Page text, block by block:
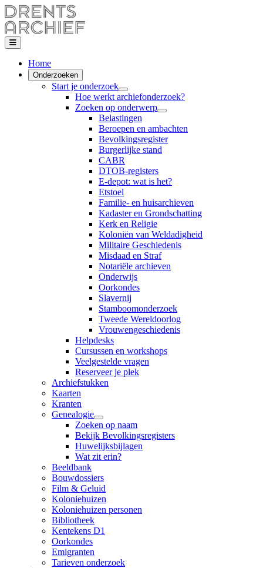
Home
Onderzoeken
Start je onderzoek
Hoe werkt archiefonderzoek?
Zoeken op onderwerp
Belastingen
Beroepen en ambachten
Bevolkingsregister
Burgerlijke stand
CABR
DTOB-registers
E-depot: wat is het?
Etstoel
Familie- en huisarchieven
Kadaster en Grondschatting
Kerk en Religie
Koloniën van Weldadigheid
Militaire Geschiedenis
Misdaad en Straf
Notariële archieven
Onderwijs
Oorkondes
Slavernij
Stamboomonderzoek
Tweede Wereldoorlog
Vrouwengeschiedenis
Helpdesks
Cursussen en workshops
Veelgestelde vragen
Reserveer je plek
Archiefstukken
Kaarten
Kranten
Genealogie
Zoeken op naam
Bekijk Bevolkingsregisters
Huwelijksbijlagen
Wat zit erin?
Beeldbank
Bouwdossiers
Film & Geluid
Koloniehuizen
Koloniehuizen personen
Bibliotheek
Kentekens D1
Oorkondes
Emigranten
Tarieven onderzoek